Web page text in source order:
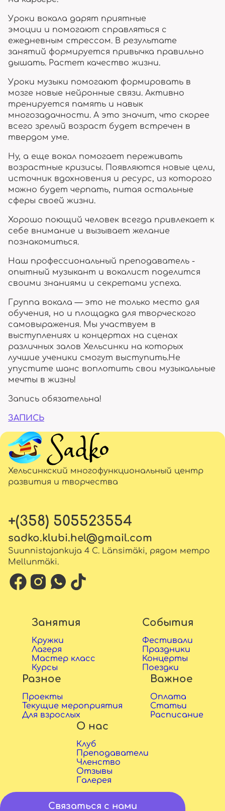
Уроки вокала дарят приятные
эмоции и помогают справляться с
ежедневным стрессом. В результате
занятий формируется привычка правильно
дышать. Растет качество жизни.
Уроки музыки помогают формировать в
мозге новые нейронные связи. Активно
тренируется память и навык
многозадачности. А это значит, что скорее
всего зрелый возраст будет встречен в
твердом уме.
Ну, а еще вокал помогает переживать
возрастные кризисы. Появляются новые цели,
источник вдохновения и ресурс, из которого
можно будет черпать, питая остальные
сферы своей жизни.
Хорошо поющий человек всегда привлекает к
себе внимание и вызывает желание
познакомиться.
Наш профессиональный преподаватель -
опытный музыкант и вокалист поделится
своими знаниями и секретами успеха.
Группа вокала — это не только место для
обучения, но и площадка для творческого
самовыражения. Мы участвуем в
выступлениях и концертах на сценах
различных залов Хельсинки на которых
лучшие ученики смогут выступить.Не
упустите шанс воплотить свои музыкальные
мечты в жизнь!
Запись обязательна!
ЗАПИСЬ
Хельсинкский многофункциональный центр
развития и творчества
+(358) 505523554
sadko.klubi.hel@gmail.com
Suunnistajankuja 4 C. Länsimäki, рядом метро
Mellunmäki.
Занятия
Кружки
Лагеря
Мастер класс
Курсы
События
Фестивали
Праздники
Концерты
Поездки
Разное
Проекты
Текущие мероприятия
Для взрослых
Важное
Оплата
Статьи
Расписание
О нас
Клуб
Преподаватели
Членство
Отзывы
Галерея
Связаться с нами